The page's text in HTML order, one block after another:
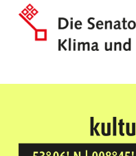
Kultur Vor Ort
BREMEN GRÖPELINGEN